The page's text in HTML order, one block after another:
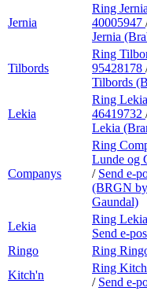
Jernia
Ring
40005947
Jernia
Tilbords
Ring
95428178
Tilbords
Lekia
Ring
46419732
Lekia
Companys
Ring
Lunde og
/ Send e-
(BRGN
Gaundal)
Lekia
Ring
Send e-
Ringo
Ring
Kitch'n
Ring
/ Send e-